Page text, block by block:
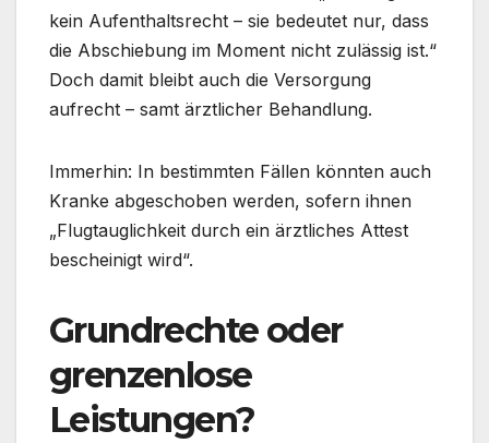
kein Aufenthaltsrecht – sie bedeutet nur, dass
die Abschiebung im Moment nicht zulässig ist.“
Doch damit bleibt auch die Versorgung
aufrecht – samt ärztlicher Behandlung.
Immerhin: In bestimmten Fällen könnten auch
Kranke abgeschoben werden, sofern ihnen
„Flugtauglichkeit durch ein ärztliches Attest
bescheinigt wird“.
Grundrechte oder
grenzenlose
Leistungen?